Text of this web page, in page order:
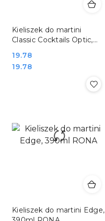
Kieliszek do martini
Classic Cocktails Optic,
Cena:
19.78
Cena:
19.78
Kieliszek do martini Edge,